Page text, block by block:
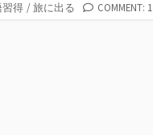
習得 / 旅に出る COMMENT: 1